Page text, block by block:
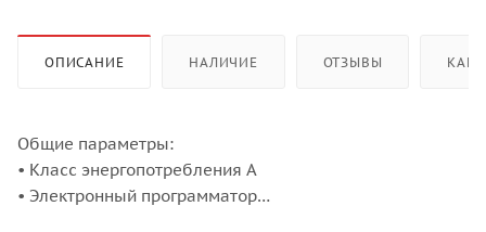
ОПИСАНИЕ НАЛИЧИЕ ОТЗЫВЫ КАК
Общие параметры:
• Класс энергопотребления А
• Электронный программатор